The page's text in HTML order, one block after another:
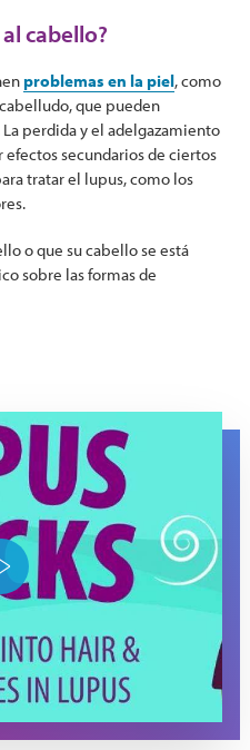
cabello?
problemas en la piel, como
que pueden
perdida y el adelgazamiento
secundarios de ciertos
tratar el lupus, como los
o que su cabello se está
sobre las formas de